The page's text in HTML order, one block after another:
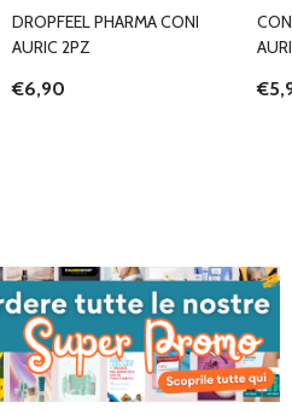
DROPFEEL PHARMA CONI
AURIC 2PZ
€6,90